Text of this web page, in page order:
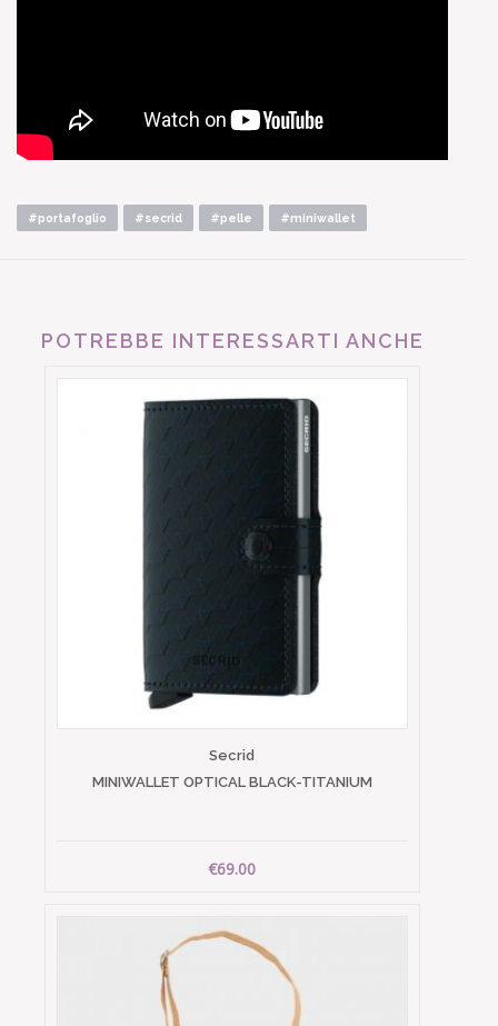
#portafoglio #secrid #pelle #miniwallet
POTREBBE INTERESSARTI ANCHE
Secrid
MINIWALLET OPTICAL BLACK-TITANIUM
€69.00